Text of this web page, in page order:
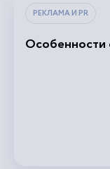
РЕКЛАМА И PR
Особенности